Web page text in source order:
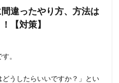
違ったやり方、方法は
【対策】
す。
うしたらいいですか？」とい